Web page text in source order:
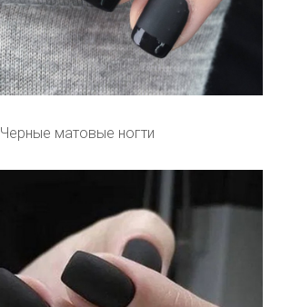
Черные матовые ногти